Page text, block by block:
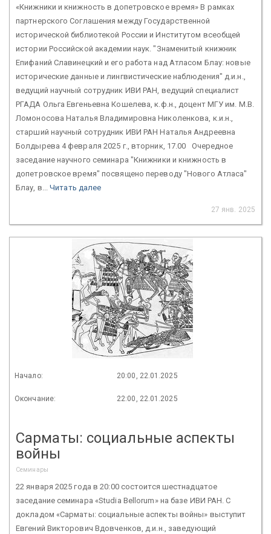
«Книжники и книжность в допетровское время» В рамках
партнерского Соглашения между Государственной
исторической библиотекой России и Институтом всеобщей
истории Российской академии наук. "Знаменитый книжник
Епифаний Славинецкий и его работа над Атласом Блау: новые
исторические данные и лингвистические наблюдения" д.и.н.,
ведущий научный сотрудник ИВИ РАН, ведущий специалист
РГАДА Ольга Евгеньевна Кошелева, к.ф.н., доцент МГУ им. М.В.
Ломоносова Наталья Владимировна Николенкова, к.и.н.,
старший научный сотрудник ИВИ РАН Наталья Андреевна
Болдырева 4 февраля 2025 г., вторник, 17.00 Очередное
заседание научного семинара "Книжники и книжность в
допетровское время" посвящено переводу "Нового Атласа"
Блау, в...Читать далее
27 янв. 2025
Начало: 20:00, 22.01.2025
Окончание: 22:00, 22.01.2025
Сарматы: социальные аспекты
войны
Семинары
22 января 2025 года в 20:00 состоится шестнадцатое
заседание семинара «Studia Bellorum» на базе ИВИ РАН. С
докладом «Сарматы: социальные аспекты войны» выступит
Евгений Викторович Вдовченков, д.и.н., заведующий